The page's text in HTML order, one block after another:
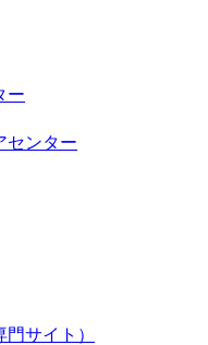
ー
センター
サイト）